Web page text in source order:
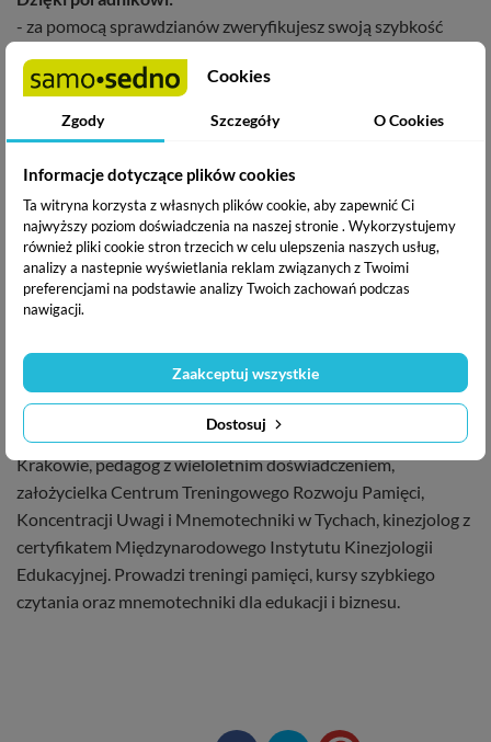
- za pomocą sprawdzianów zweryfikujesz swoją szybkość
- opanujesz techniki czytania, które pozwolą skuteczniej
- dowiesz się, jak kontrolować pracę oczu i poszerzać pole
- pozbędziesz się nawyków spowalniających tempo czytania,
takich jak: subwokalizacja, regresja czy progresja
- nauczysz się czytać ze wskaźnikiem (m.in. techniką
slalomową, przebiegiem odwróconym i wyspami) oraz z
wykorzystaniem metronomu
komputera
Jolanta Jaworska-Jamruszkiewicz- absolwentka Wyższej
Szkoły Pedagogicznej i Uniwersytetu Jagiellońskiego w
Krakowie, pedagog z wieloletnim doświadczeniem,
założycielka Centrum Treningowego Rozwoju Pamięci,
Koncentracji Uwagi i Mnemotechniki w Tychach, kinezjolog z
certyfikatem Międzynarodowego Instytutu Kinezjologii
Edukacyjnej. Prowadzi treningi pamięci, kursy szybkiego
czytania oraz mnemotechniki dla edukacji i biznesu.
Cookies
Zgody Szczegóły O Cookies
Informacje dotyczące plików cookies
Ta witryna korzysta z własnych plików cookie, aby zapewnić Ci
najwyższy poziom doświadczenia na naszej stronie . Wykorzystujemy
również pliki cookie stron trzecich w celu ulepszenia naszych usług,
analizy a nastepnie wyświetlania reklam związanych z Twoimi
preferencjami na podstawie analizy Twoich zachowań podczas
nawigacji.
Dostosuj
Zaakceptuj wszystkie